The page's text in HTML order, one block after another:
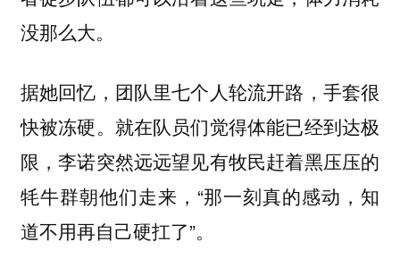
没那么大。
据她回忆，团队里七个人轮流开路，手套很
快被冻硬。就在队员们觉得体能已经到达极
限，李诺突然远远望见有牧民赶着黑压压的
牦牛群朝他们走来，“那一刻真的感动，知
道不用再自己硬扛了”。